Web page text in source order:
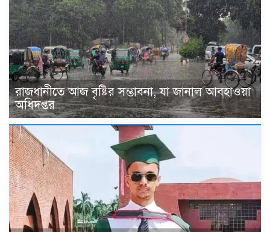
রাজধানীতে আজ বৃষ্টির সম্ভাবনা, যা জানাল আবহাওয়া
অধিদপ্তর